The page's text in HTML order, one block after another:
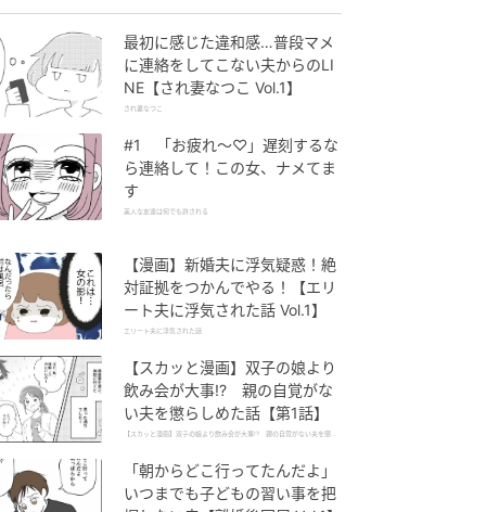
最初に感じた違和感…普段マメ
に連絡をしてこない夫からのLI
NE【され妻なつこ Vol.1】
され妻なつこ
#1 「お疲れ〜♡」遅刻するな
ら連絡して！この女、ナメてま
す
美人な友達は何でも許される
【漫画】新婚夫に浮気疑惑！絶
対証拠をつかんでやる！【エリ
ート夫に浮気された話 Vol.1】
エリート夫に浮気された話
【スカッと漫画】双子の娘より
飲み会が大事!? 親の自覚がな
い夫を懲らしめた話【第1話】
【スカッと漫画】双子の娘より飲み会が大事!? 親の自覚がない夫を懲ら
「朝からどこ行ってたんだよ」
いつまでも子どもの習い事を把